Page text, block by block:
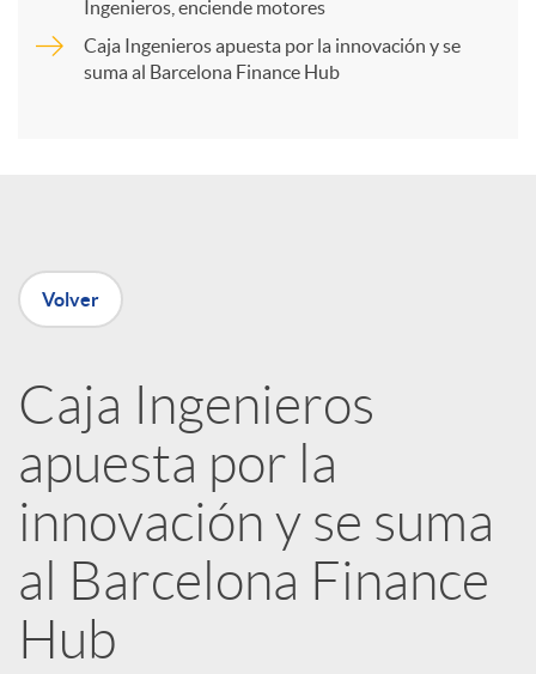
r
r
e
n
R
e
d
Ingenieros, enciende motores
Caja Ingenieros apuesta por la innovación y se
suma al Barcelona Finance Hub
Volver
Caja Ingenieros
apuesta por la
innovación y se suma
al Barcelona Finance
Hub